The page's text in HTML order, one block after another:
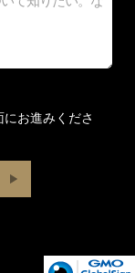
お進みくださ